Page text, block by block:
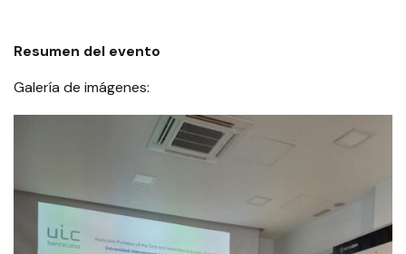
Resumen del evento
Galería de imágenes: